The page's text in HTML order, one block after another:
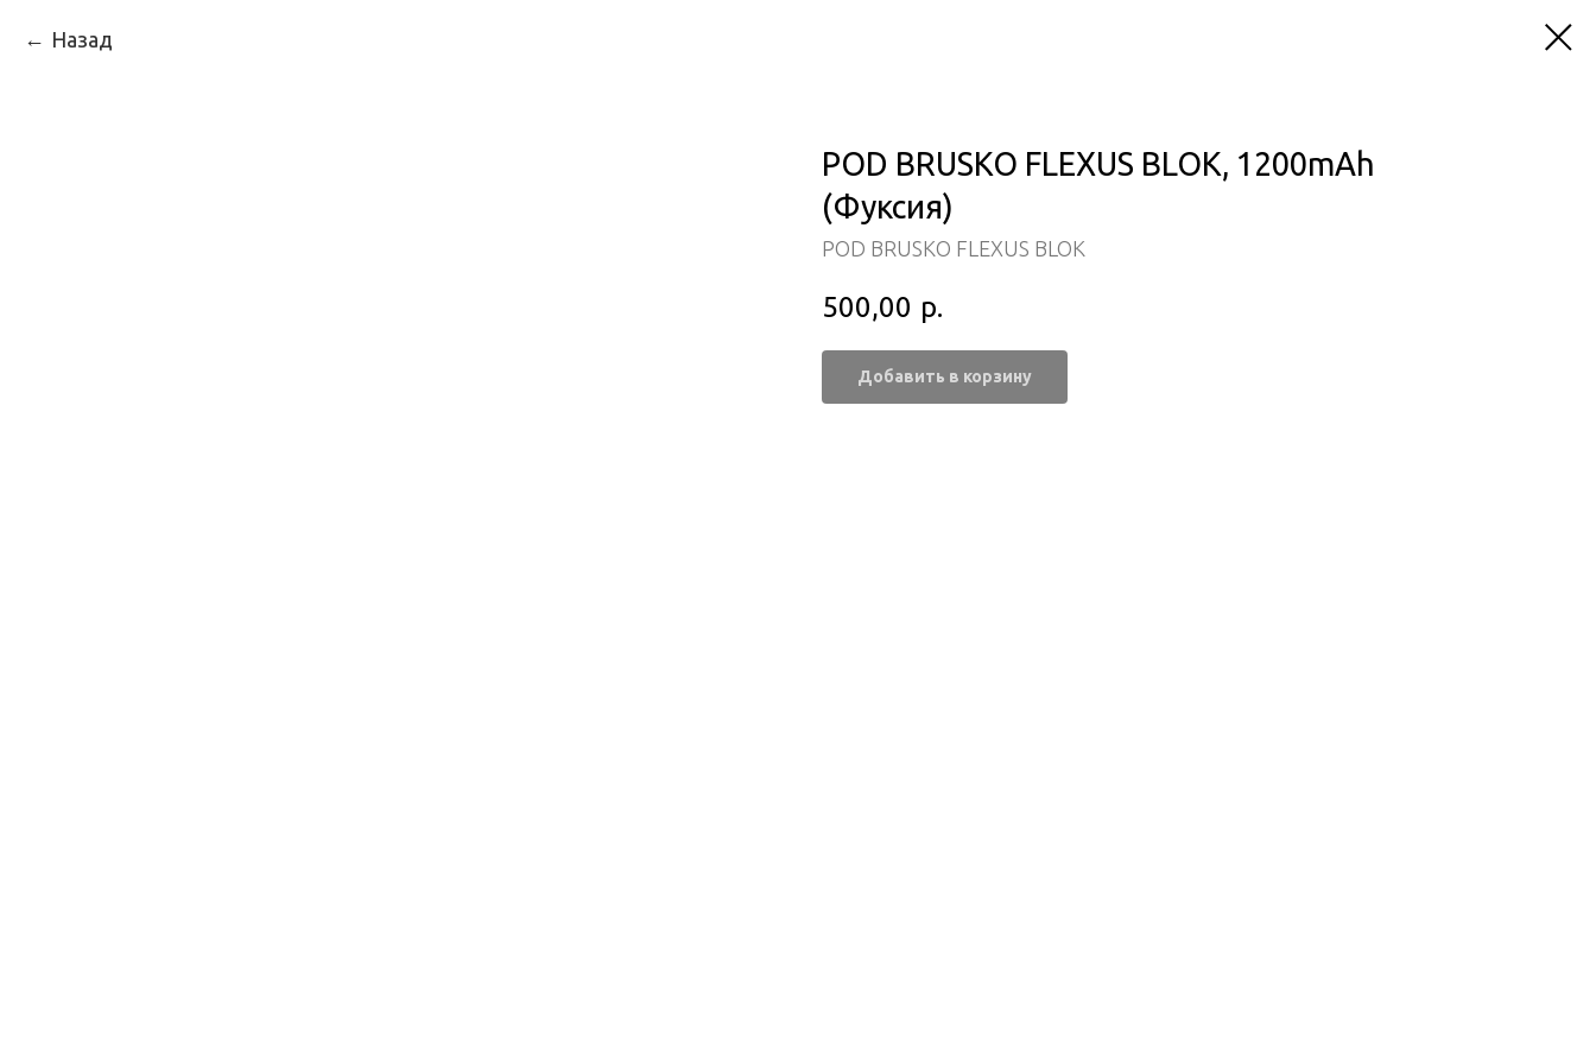
Назад
POD BRUSKO FLEXUS BLOK, 1200mAh
(Фуксия)
POD BRUSKO FLEXUS BLOK
500,00 р.
Добавить в корзину